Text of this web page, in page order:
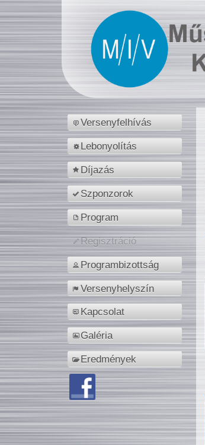
Versenyfelhívás
Lebonyolítás
Díjazás
Szponzorok
Program
Regisztráció
Programbizottság
Versenyhelyszín
Kapcsolat
Galéria
Eredmények